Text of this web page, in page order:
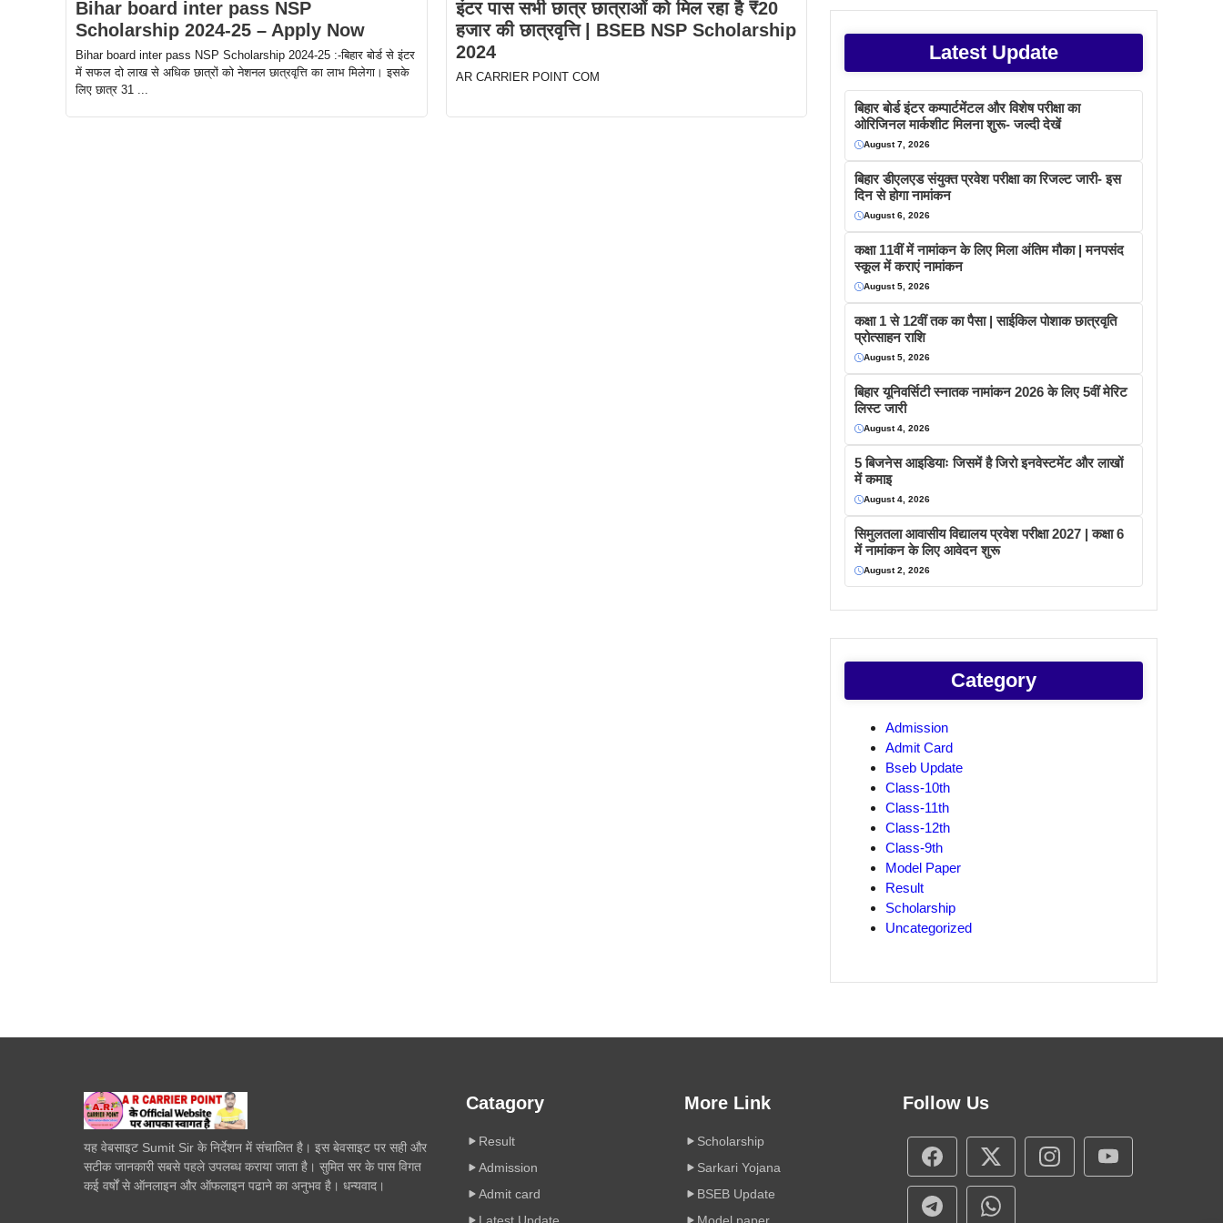
Bihar board inter pass NSP
Scholarship 2024-25 – Apply Now
Bihar board inter pass NSP Scholarship 2024-25 :-बिहार बोर्ड से इंटर
में सफल दो लाख से अधिक छात्रों को नेशनल छात्रवृत्ति का लाभ मिलेगा। इसके
लिए छात्र 31 ...
इंटर पास सभी छात्र छात्राओं को मिल रहा है ₹20
हजार की छात्रवृत्ति | BSEB NSP Scholarship
2024
AR CARRIER POINT COM
Latest Update
बिहार बोर्ड इंटर कम्पार्टमेंटल और विशेष परीक्षा का
ओरिजिनल मार्कशीट मिलना शुरू- जल्दी देखें
August 7, 2026
बिहार डीएलएड संयुक्त प्रवेश परीक्षा का रिजल्ट जारी- इस
दिन से होगा नामांकन
August 6, 2026
कक्षा 11वीं में नामांकन के लिए मिला अंतिम मौका | मनपसंद
स्कूल में कराएं नामांकन
August 5, 2026
कक्षा 1 से 12वीं तक का पैसा | साईकिल पोशाक छात्रवृति
प्रोत्साहन राशि
August 5, 2026
बिहार यूनिवर्सिटी स्नातक नामांकन 2026 के लिए 5वीं मेरिट
लिस्ट जारी
August 4, 2026
5 बिजनेस आइडियाः जिसमें है जिरो इनवेस्टमेंट और लाखों
में कमाइ
August 4, 2026
सिमुलतला आवासीय विद्यालय प्रवेश परीक्षा 2027 | कक्षा 6
में नामांकन के लिए आवेदन शुरू
August 2, 2026
Category
Admission
Admit Card
Bseb Update
Class-10th
Class-11th
Class-12th
Class-9th
Model Paper
Result
Scholarship
Uncategorized
यह वेबसाइट Sumit Sir के निर्देशन में संचालित है। इस बेवसाइट पर सही और
सटीक जानकारी सबसे पहले उपलब्ध कराया जाता है। सुमित सर के पास विगत
कई वर्षों से ऑनलाइन और ऑफलाइन पढाने का अनुभव है। धन्यवाद।
Catagory
Result
Admission
Admit card
Latest Update
More Link
Scholarship
Sarkari Yojana
BSEB Update
Model paper
Follow Us